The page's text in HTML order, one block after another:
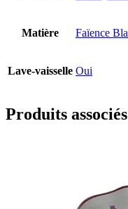
Matière Faïence
Lave-vaisselle Oui
Produits associés